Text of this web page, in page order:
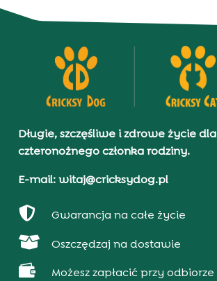
Długie, szczęśliwe i zdrowe życie dla
czteronożnego członka rodziny.
E-mail: witaj@cricksydog.pl
 Gwarancja na całe życie
 Oszczędzaj na dostawie
 Możesz zapłacić przy odbiorze